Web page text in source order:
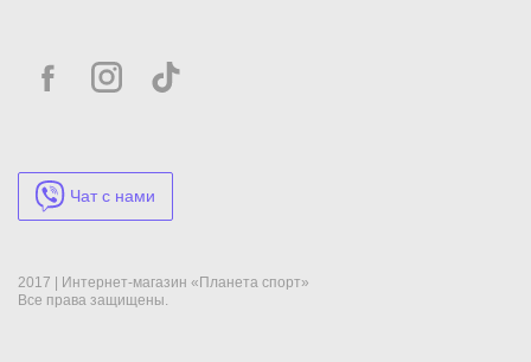
Чат с нами
2017 | Интернет-магазин «Планета спорт»
Все права защищены.